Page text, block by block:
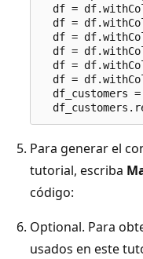
df =
df =
df =
df =
df =
df =
df_customers
Para generar el
tutorial, escriba
código:
Optional. Para
usados en este